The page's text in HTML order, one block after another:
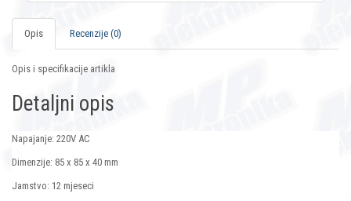
Opis Recenzije (0)
Opis i specifikacije artikla
Detaljni opis
Napajanje: 220V AC
Dimenzije: 85 x 85 x 40 mm
Jamstvo: 12 mjeseci